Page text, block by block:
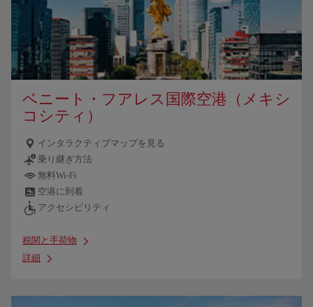
ベニート・フアレス国際空港（メキシ
コシティ）
インタラクティブマップを見る
乗り継ぎ方法
無料Wi-Fi
空港に到着
アクセシビリティ
税関と手荷物
詳細